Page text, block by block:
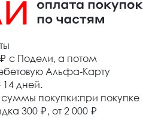
₽ с Подели, а потом
Альфа-Карту
14 дней.
суммы покупки:при покупке
300 ₽ , от 2 000 ₽